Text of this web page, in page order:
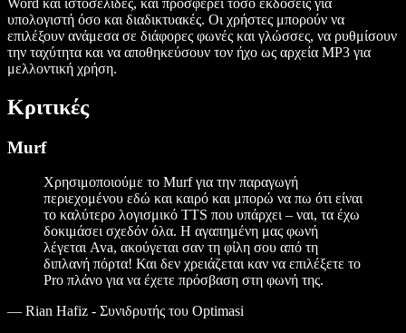
υπολογιστή όσο και διαδικτυακές. Οι χρήστες μπορούν να
επιλέξουν ανάμεσα σε διάφορες φωνές και γλώσσες, να ρυθμίσουν
την ταχύτητα και να αποθηκεύσουν τον ήχο ως αρχεία MP3 για
μελλοντική χρήση.
Κριτικές
Murf
Χρησιμοποιούμε το Murf για την παραγωγή
περιεχομένου εδώ και καιρό και μπορώ να πω ότι είναι
το καλύτερο λογισμικό TTS που υπάρχει – ναι, τα έχω
δοκιμάσει σχεδόν όλα. Η αγαπημένη μας φωνή
λέγεται Ava, ακούγεται σαν τη φίλη σου από τη
διπλανή πόρτα! Και δεν χρειάζεται καν να επιλέξετε το
Pro πλάνο για να έχετε πρόσβαση στη φωνή της.
— Rian Hafiz - Συνιδρυτής του Optimasi